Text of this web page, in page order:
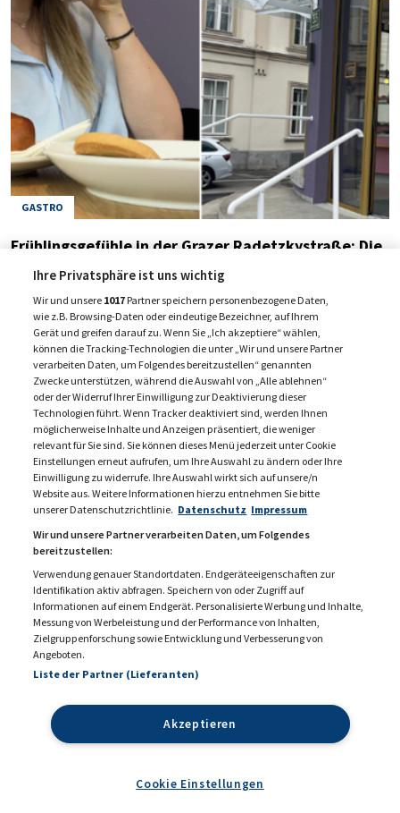
GASTRO
Frühlingsgefühle in der Grazer Radetzkystraße: Die
1 2 3 … nächste
KONTAKT
MEDIADATEN 2026
DATENSCHUTZ
COOKIE EINSTELLUNGEN
Ihre Privatsphäre ist uns wichtig
Wir und unsere 1017Partner speichern personenbezogene Daten,
wie z.B. Browsing-Daten oder eindeutige Bezeichner, auf Ihrem
Gerät und greifen darauf zu. Wenn Sie „Ich akzeptiere“ wählen,
können die Tracking-Technologien die unter „Wir und unsere Partner
verarbeiten Daten, um Folgendes bereitzustellen“ genannten
Zwecke unterstützen, während die Auswahl von „Alle ablehnen“
oder der Widerruf Ihrer Einwilligung zur Deaktivierung dieser
Technologien führt. Wenn Tracker deaktiviert sind, werden Ihnen
möglicherweise Inhalte und Anzeigen präsentiert, die weniger
relevant für Sie sind. Sie können dieses Menü jederzeit unter Cookie
Einstellungen erneut aufrufen, um Ihre Auswahl zu ändern oder Ihre
Einwilligung zu widerrufe. Ihre Auswahl wirkt sich auf unsere/n
Website aus. Weitere Informationen hierzu entnehmen Sie bitte
unserer Datenschutzrichtlinie. Datenschutz Impressum
Wir und unsere Partner verarbeiten Daten, um Folgendes
bereitzustellen:
Verwendung genauer Standortdaten. Endgeräteeigenschaften zur
Identifikation aktiv abfragen. Speichern von oder Zugriff auf
Informationen auf einem Endgerät. Personalisierte Werbung und Inhalte,
Messung von Werbeleistung und der Performance von Inhalten,
Zielgruppenforschung sowie Entwicklung und Verbesserung von
Angeboten.
Liste der Partner (Lieferanten)
Akzeptieren
Cookie Einstellungen